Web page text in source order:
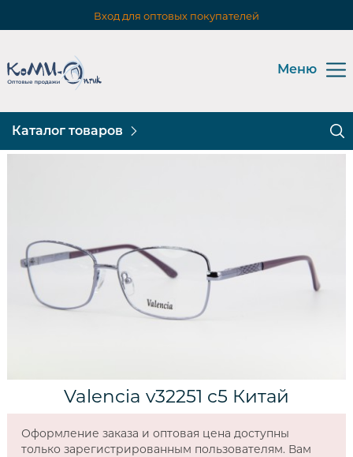
Вход для оптовых покупателей
Меню
Каталог товаров
Valencia v32251 c5 Китай
Оформление заказа и оптовая цена доступны
только зарегистрированным пользователям. Вам